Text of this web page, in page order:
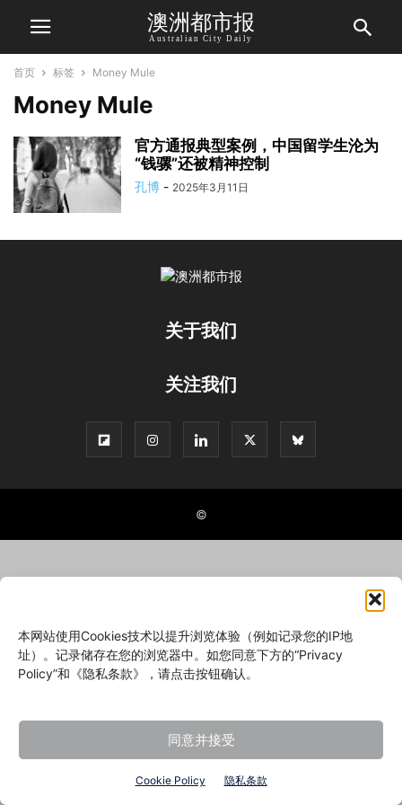
本网站使用Cookies技术以提升浏览体验（例如记录您的IP地
址）。记录储存在您的浏览器中。如您同意下方的“Privacy
Policy”和《隐私条款》，请点击按钮确认。
同意并接受
Cookie Policy 隐私条款
澳洲都市报
Australian City Daily
首页 标签 Money Mule
Money Mule
官方通报典型案例，中国留学生沦为
“钱骡”还被精神控制
孔博 - 2025年3月11日
关于我们
关注我们
©